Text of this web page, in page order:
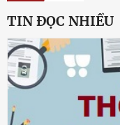
TIN ĐỌC NHIỀU